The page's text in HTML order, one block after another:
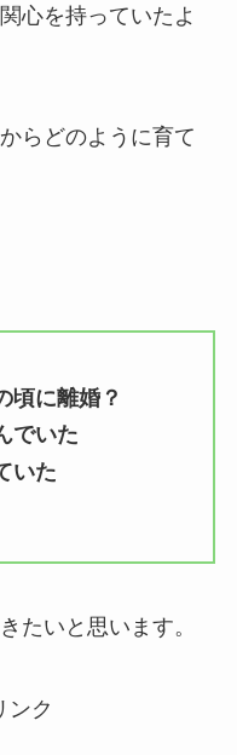
心を持っていたよ
らどのように育て
頃に離婚？
でいた
いた
たいと思います。
ンク